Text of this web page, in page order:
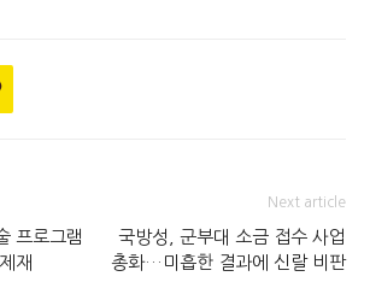
프로그램
재
Next article
국방성, 군부대 소금 접수 사업
총화…미흡한 결과에 신랄 비판